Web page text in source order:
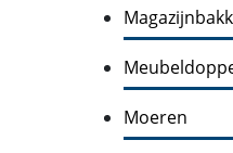
Moeren